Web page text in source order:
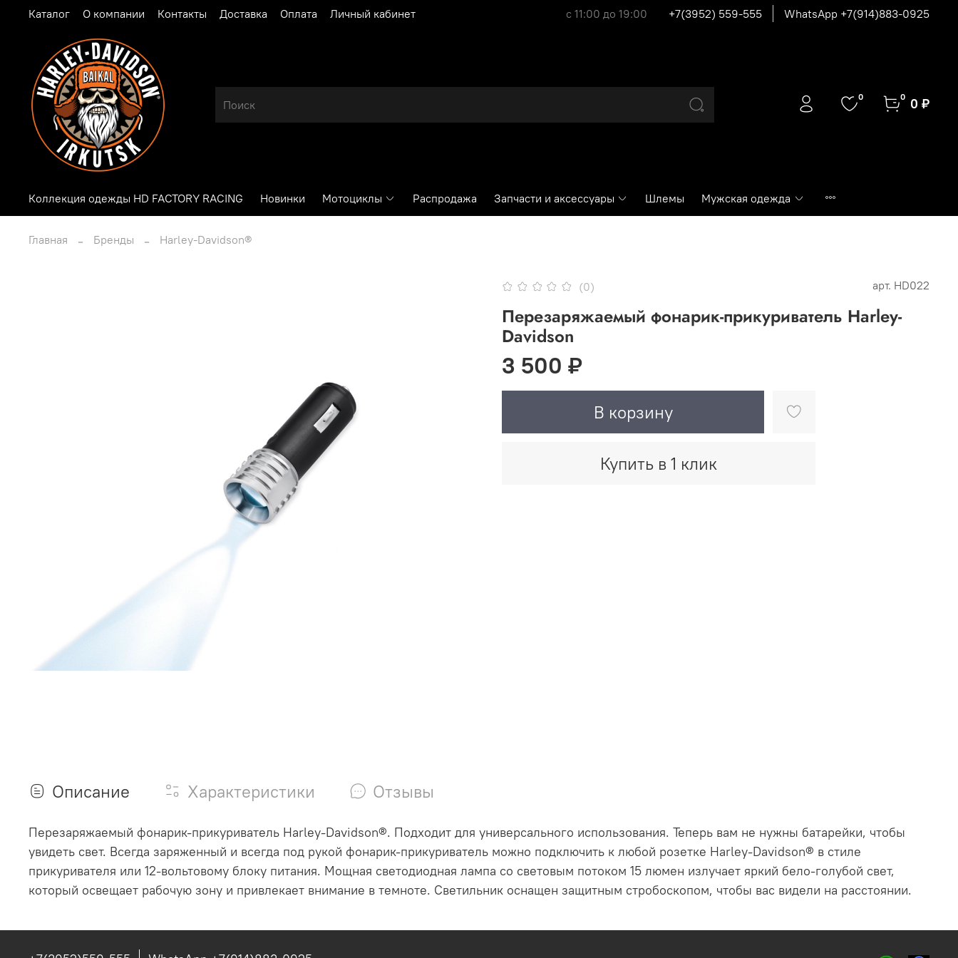
Каталог О компании Контакты Доставка Оплата Личный кабинет с 11:00 до 19:00 +7(3952) 559-555 WhatsApp +7(914)883-0925
0 0 0 ₽
Коллекция одежды HD FACTORY RACING Новинки Мотоциклы Распродажа Запчасти и аксессуары Шлемы Мужская одежда
Главная Бренды Harley-Davidson®
(0) арт. HD022
Перезаряжаемый фонарик-прикуриватель Harley-
Davidson
3 500 ₽
В корзину
Купить в 1 клик
Описание Характеристики Отзывы
Перезаряжаемый фонарик-прикуриватель Harley-Davidson®. Подходит для универсального использования. Теперь вам не нужны батарейки, чтобы
увидеть свет. Всегда заряженный и всегда под рукой фонарик-прикуриватель можно подключить к любой розетке Harley-Davidson® в стиле
прикуривателя или 12-вольтовому блоку питания. Мощная светодиодная лампа со световым потоком 15 люмен излучает яркий бело-голубой свет,
который освещает рабочую зону и привлекает внимание в темноте. Светильник оснащен защитным стробоскопом, чтобы вас видели на расстоянии.